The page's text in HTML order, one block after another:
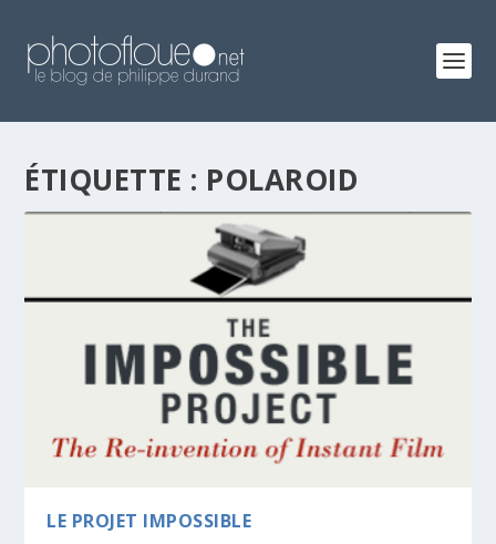
ÉTIQUETTE : POLAROID
LE PROJET IMPOSSIBLE